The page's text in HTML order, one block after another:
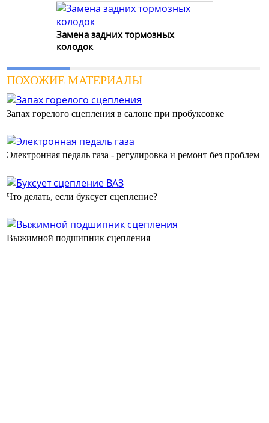
Замена задних тормозных
колодок
ПОХОЖИЕ МАТЕРИАЛЫ
Запах горелого сцепления в салоне при пробуксовке
Электронная педаль газа - регулировка и ремонт без проблем
Что делать, если буксует сцепление?
Выжимной подшипник сцепления